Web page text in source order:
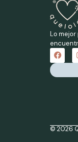
Lo
© 2026